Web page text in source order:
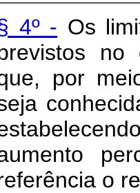
4º - Os
no
por
o